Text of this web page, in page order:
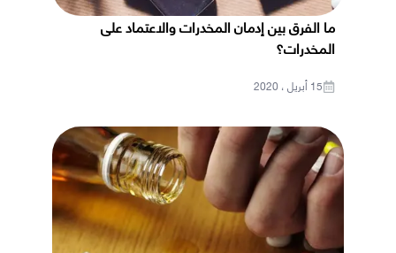
ما الفرق بين إدمان المخدرات والاعتماد على
المخدرات؟
15 أبريل ، 2020